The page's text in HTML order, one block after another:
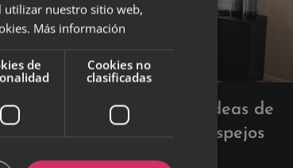
a
Descubre estas ideas de
decoración con espejos
para ampliar tus
utilizar nuestro sitio web,
Más información
de
Cookies no
clasificadas